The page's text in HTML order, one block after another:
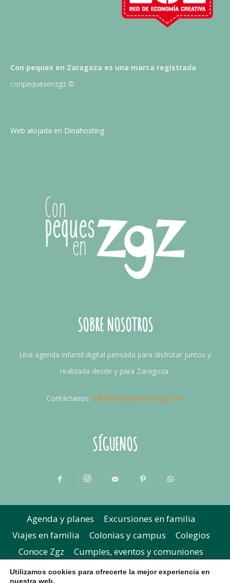
Con peques en Zaragoza es una marca registrada
conpequesenzgz ©
Web alojada en Dinahosting
SOBRE NOSOTROS
Una agenda infantil digital pensada para disfrutar juntos y
realizada desde y para Zaragoza.
Contáctanos: info@conpequesenzgz.com
SÍGUENOS
Agenda y planes
Excursiones en familia
Viajes en familia
Colonias y campus
Colegios
Conoce Zgz
Cumples, eventos y comuniones
Extraescolares y academias
Concursos
Utilizamos cookies para ofrecerte la mejor experiencia en
nuestra web.